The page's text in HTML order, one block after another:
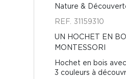
Nature &
REF. 31159310
UN HOCHET EN
MONTESSORI
Hochet en bois
3 couleurs à